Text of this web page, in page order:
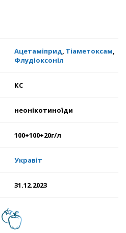
Ацетаміприд, Тіаметоксам,
Флудіоксоніл
КС
неонікотиноїди
100+100+20г/л
Укравіт
31.12.2023